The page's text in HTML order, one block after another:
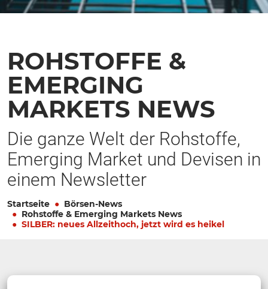
ROHSTOFFE &
EMERGING
MARKETS NEWS
Die ganze Welt der Rohstoffe,
Emerging Market und Devisen in
einem Newsletter
Startseite
Börsen-News
Rohstoffe & Emerging Markets News
SILBER: neues Allzeithoch, jetzt wird es heikel